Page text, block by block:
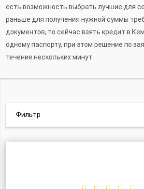
есть возможность выбрать лучшие для
раньше для получения нужной суммы
документов, то сейчас взять кредит в
одному паспорту, при этом решение по
течение нескольких минут
Фильтр